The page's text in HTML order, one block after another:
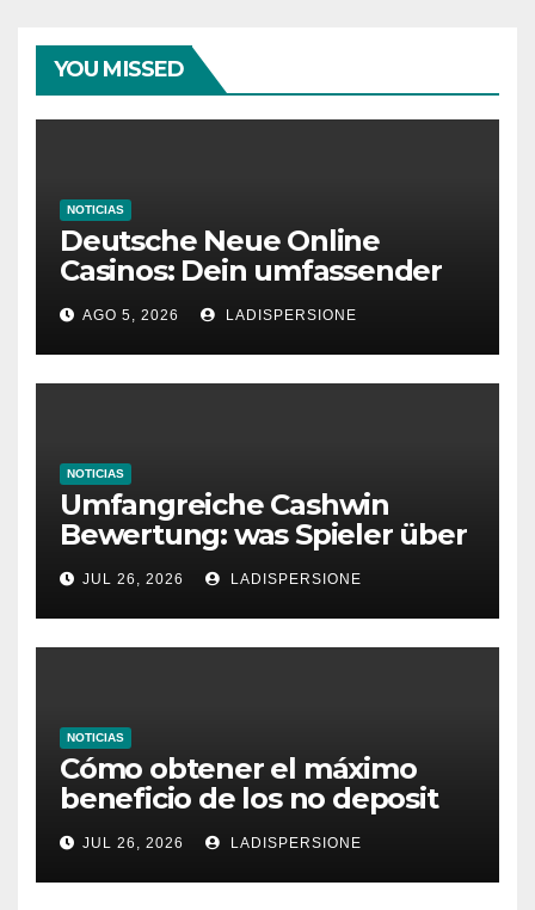
YOU MISSED
NOTICIAS
Deutsche Neue Online
Casinos: Dein umfassender
Ratgeber für moderne
Glücksspielplattformen
AGO 5, 2026 LADISPERSIONE
NOTICIAS
Umfangreiche Cashwin
Bewertung: was Spieler über
dieses Casino denken
JUL 26, 2026 LADISPERSIONE
NOTICIAS
Cómo obtener el máximo
beneficio de los no deposit
bonus codes de roby casino
JUL 26, 2026 LADISPERSIONE